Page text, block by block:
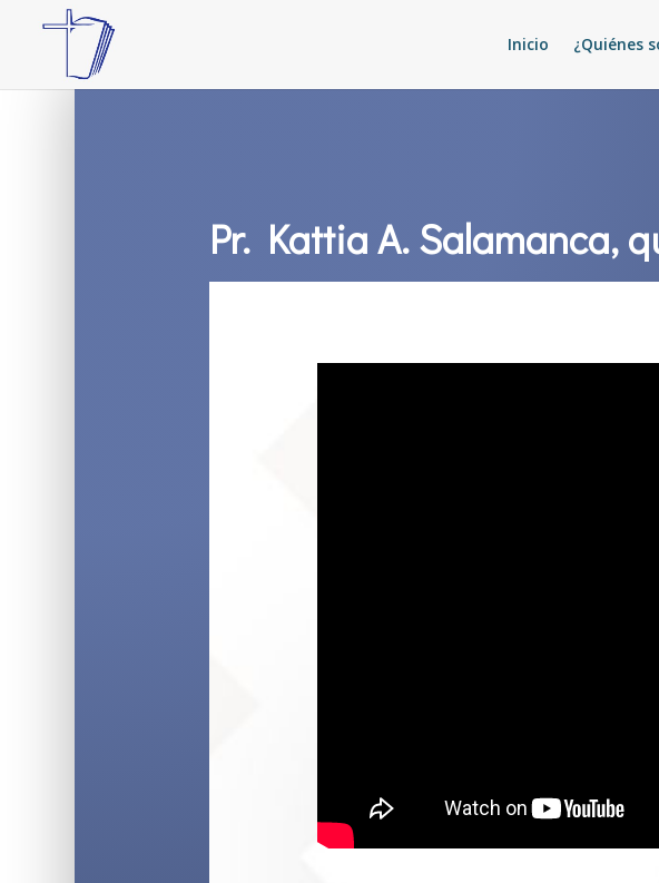
Inicio ¿Quiénes
Pr. Kattia A. Salamanca,